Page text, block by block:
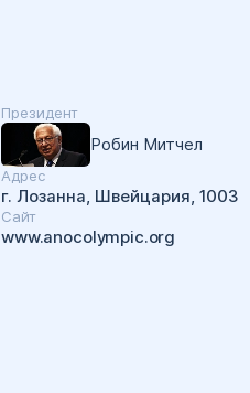
Президент
Робин Митчел
Адрес
г. Лозанна, Швейцария, 1003
Cайт
www.anocolympic.org